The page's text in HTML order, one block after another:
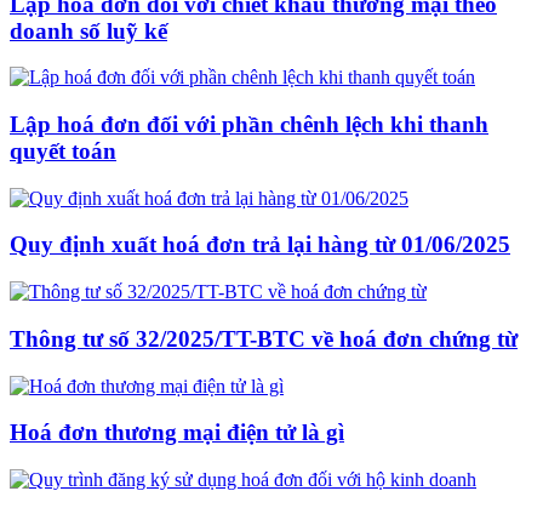
doanh số luỹ kế
Lập hoá đơn đối với phần chênh lệch khi thanh
quyết toán
Quy định xuất hoá đơn trả lại hàng từ 01/06/2025
Thông tư số 32/2025/TT-BTC về hoá đơn chứng từ
Hoá đơn thương mại điện tử là gì